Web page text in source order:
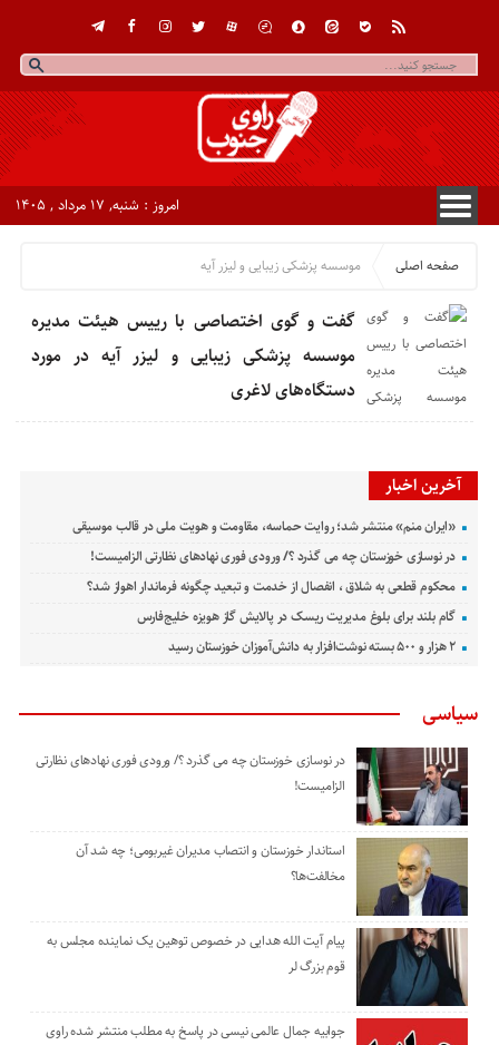
امروز : شنبه, ۱۷ مرداد , ۱۴۰۵
صفحه اصلی موسسه پزشکی زیبایی و لیزر آیه
گفت و گوی اختصاصی با رییس هیئت مدیره
موسسه پزشکی زیبایی و لیزر آیه در مورد
دستگاه‌های لاغری
آخرین اخبار
«ایران منم» منتشر شد؛ روایت حماسه، مقاومت و هویت ملی در قالب موسیقی
در نوسازی خوزستان چه می گذرد ؟/ ورودی فوری نهادهای نظارتی الزامیست!
محکوم قطعی به شلاق ، انفصال از خدمت و تبعید چگونه فرماندار اهواز شد؟
گام بلند برای بلوغ مدیریت ریسک در پالایش گاز هویزه خلیج‌فارس
۲ هزار و ۵۰۰ بسته نوشت‌افزار به دانش‌آموزان خوزستان رسید
سیاسی
در نوسازی خوزستان چه می گذرد ؟/ ورودی فوری نهادهای نظارتی
الزامیست!
استاندار خوزستان و انتصاب مدیران غیربومی؛ چه شد آن
مخالفت‌ها؟
پیام آیت الله هدایی در خصوص توهین یک نماینده مجلس به
قوم بزرگ لر
جوابیه جمال عالمی نیسی در پاسخ به مطلب منتشر شده راوی